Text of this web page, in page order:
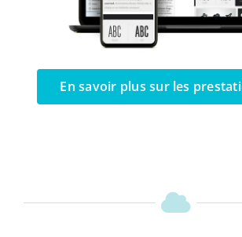
En savoir plus sur les